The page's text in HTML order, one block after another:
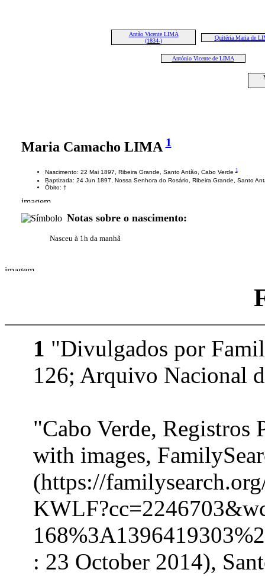
Antão Vicente LIMA
(1834-)
Quitéria Maria de
António Vicente de LIMA
Maria Camacho LIMA1
Nascimento: 22 Mai 1897, Ribeira Grande, Santo Antão, Cabo Verde1
Baptizada: 24 Jun 1897, Nossa Senhora do Rosário, Ribeira Grande, Santo
Óbito: †
Notas sobre o nascimento:
Nasceu à 1h da manhã
1 "Divulgados por
126; Arquivo Nacional
"Cabo Verde, Registros
with images,
(https://
: 23 October 2014),